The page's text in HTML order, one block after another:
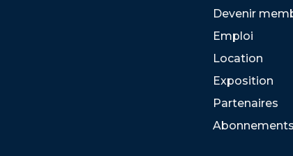
Devenir
Emploi
Location
Exposition
Partenaires
Abonnements